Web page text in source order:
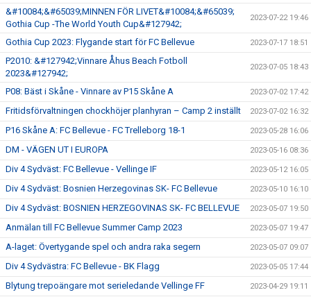
&#10084;&#65039;MINNEN FÖR LIVET&#10084;&#65039;
Gothia Cup -The World Youth Cup&#127942;
2023-07-22 19:46
Gothia Cup 2023: Flygande start för FC Bellevue 2023-07-17 18:51
P2010: &#127942;Vinnare Åhus Beach Fotboll
2023&#127942;
2023-07-05 18:43
P08: Bäst i Skåne - Vinnare av P15 Skåne A 2023-07-02 17:42
Fritidsförvaltningen chockhöjer planhyran – Camp 2 inställt 2023-07-02 16:32
P16 Skåne A: FC Bellevue - FC Trelleborg 18-1 2023-05-28 16:06
DM - VÄGEN UT I EUROPA 2023-05-16 08:36
Div 4 Sydväst: FC Bellevue - Vellinge IF 2023-05-12 16:05
Div 4 Sydväst: Bosnien Herzegovinas SK- FC Bellevue 2023-05-10 16:10
Div 4 Sydväst: BOSNIEN HERZEGOVINAS SK- FC BELLEVUE 2023-05-07 19:50
Anmälan till FC Bellevue Summer Camp 2023 2023-05-07 19:47
A-laget: Övertygande spel och andra raka segern 2023-05-07 09:07
Div 4 Sydvästra: FC Bellevue - BK Flagg 2023-05-05 17:44
Blytung trepoängare mot serieledande Vellinge FF 2023-04-29 19:11